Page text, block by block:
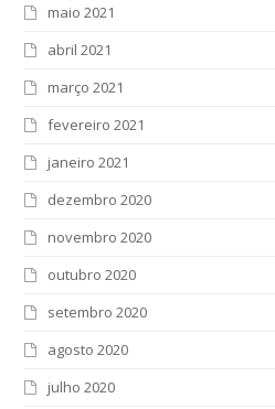
maio 2021
abril 2021
março 2021
fevereiro 2021
janeiro 2021
dezembro 2020
novembro 2020
outubro 2020
setembro 2020
agosto 2020
julho 2020